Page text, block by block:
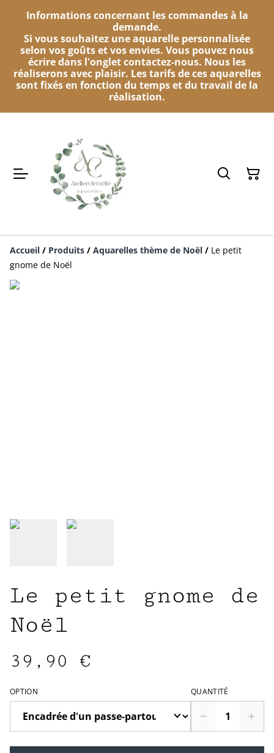
Informations concernant les commandes à la
demande.
Si vous souhaitez une aquarelle personnalisée
selon vos goûts et vos envies. Vous pouvez nous
écrire dans l'onglet contactez-nous. Nous les
réaliserons avec plaisir. Les tarifs de ces aquarelles
sont fixés en fonction du temps et du travail de la
réalisation.
Accueil / Produits / Aquarelles thème de Noël / Le petit
gnome de Noël
Le petit gnome de
Noël
39,90 €
OPTION QUANTITÉ